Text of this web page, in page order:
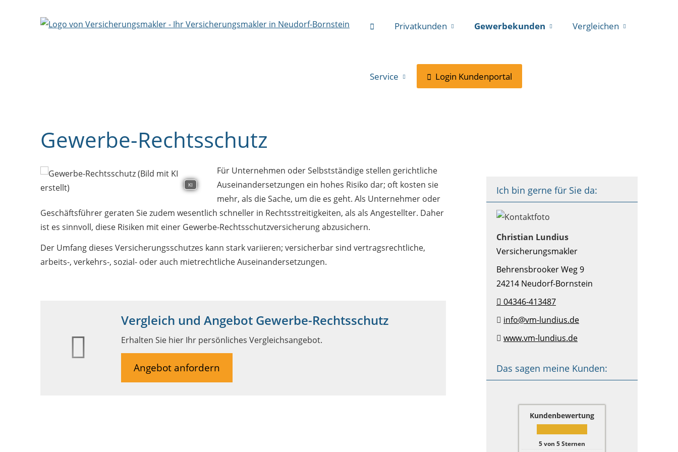
Privatkunden Gewerbekunden Vergleichen
Service Login Kundenportal
Ich bin gerne für Sie da:
Christian Lundius
Versicherungsmakler
Behrensbrooker Weg 9
24214 Neudorf-Bornstein
04346-413487
info@vm-lundius.de
www.vm-lundius.de
Das sagen meine Kunden:
Kundenbewertung
5von 5Sternen
Gewerbe-Rechtsschutz
KI
Für Unternehmen oder Selbstständige stellen gerichtliche
Auseinandersetzungen ein hohes Risiko dar; oft kosten sie
mehr, als die Sache, um die es geht. Als Unternehmer oder
Geschäftsführer geraten Sie zudem wesentlich schneller in Rechtsstreitigkeiten, als als Angestellter. Daher
ist es sinnvoll, diese Risiken mit einer Gewerbe-Rechtsschutzversicherung abzusichern.
Der Umfang dieses Versicherungsschutzes kann stark variieren; versicherbar sind vertragsrechtliche,
arbeits-, verkehrs-, sozial- oder auch mietrechtliche Auseinandersetzungen.
Vergleich und Angebot Gewerbe-Rechtsschutz
Erhalten Sie hier Ihr persönliches Vergleichsangebot.
Angebot anfordern